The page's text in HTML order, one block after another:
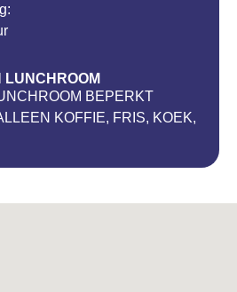
LUNCHROOM
BEPERKT
KOFFIE, FRIS, KOEK,